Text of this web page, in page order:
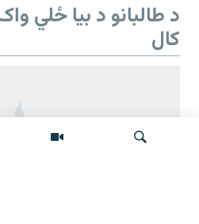
د طالبانو د بیا ځلي
کال